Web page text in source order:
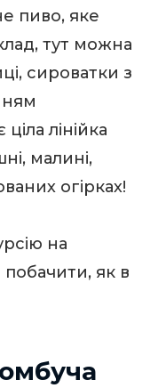
пиво, яке
тут можна
сироватки з
лінійка
малині,
огірках!
на
побачити, як в